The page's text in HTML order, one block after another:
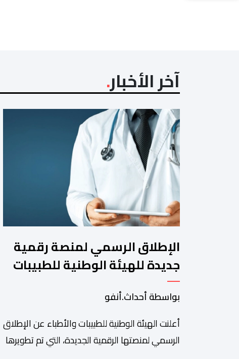
آخر الأخبار
الإطلاق الرسمي لمنصة رقمية
جديدة للهيئة الوطنية للطبيبات
والأطباء
بواسطة أحداث.أنفو
أعلنت الهيئة الوطنية للطبيبات والأطباء عن الإطلاق
الرسمي لمنصتها الرقمية الجديدة، التي تم تطويرها